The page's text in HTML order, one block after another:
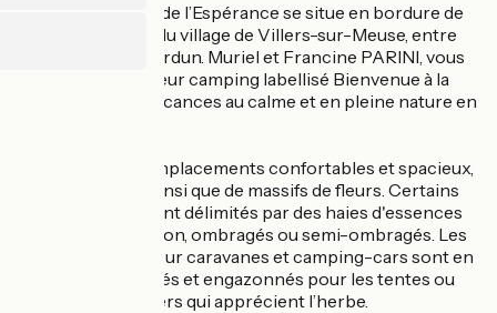
L’aire de camping de l’Espérance se situe en bordure de
Meuse à la sortie du village de Villers-sur-Meuse, entre
Saint-Mihiel et Verdun. Muriel et Francine PARINI, vous
accueillent dans leur camping labellisé Bienvenue à la
ferme pour vos vacances au calme et en pleine nature en
Il dispose de 24 emplacements confortables et spacieux,
bordés de haies ainsi que de massifs de fleurs. Certains
emplacements sont délimités par des haies d'essences
variées, d'autres non, ombragés ou semi-ombragés. Les
emplacements pour caravanes et camping-cars sont en
graviers compactés et engazonnés pour les tentes ou
pour les caravaniers qui apprécient l’herbe.